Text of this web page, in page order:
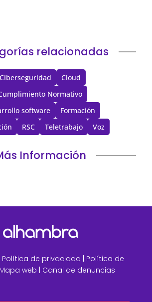
relacionadas
Ciberseguridad
Cloud
Normativo
software
Formación
RSC Teletrabajo Voz
Información
Política de privacidad | Política de
Mapa web Canal de denuncias